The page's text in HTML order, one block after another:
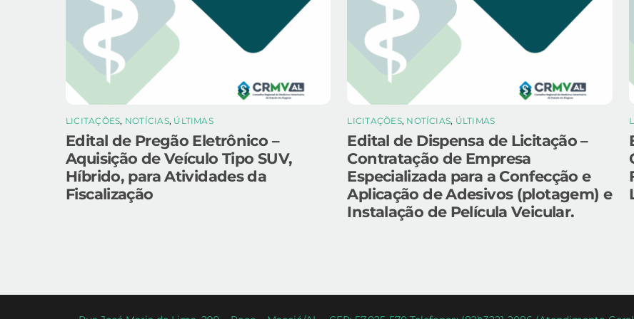
LICITAÇÕES, NOTÍCIAS, ÚLTIMAS
Edital de Pregão Eletrônico –
Aquisição de Veículo Tipo SUV,
Híbrido, para Atividades da
Fiscalização
LICITAÇÕES, NOTÍCIAS, ÚLTIMAS
Edital de Dispensa de Licitação –
Contratação de Empresa
Especializada para a Confecção e
Aplicação de Adesivos (plotagem) e
Instalação de Película Veicular.